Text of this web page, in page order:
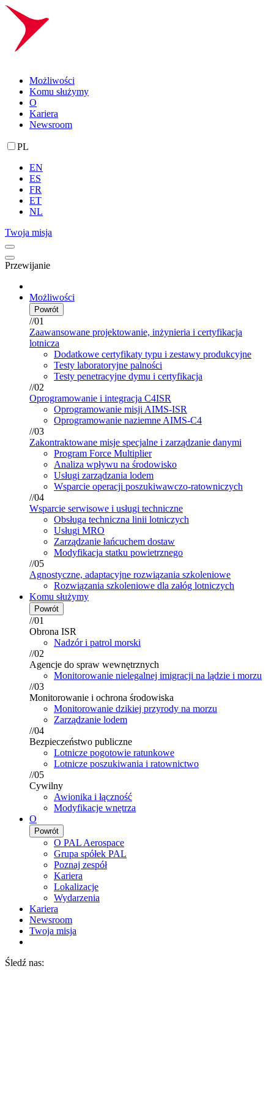
Możliwości
Komu służymy
O
Kariera
Newsroom
PL
EN
ES
FR
ET
NL
Twoja misja
Przewijanie
Możliwości
Powrót
//01
Zaawansowane projektowanie, inżynieria i certyfikacja
lotnicza
Dodatkowe certyfikaty typu i zestawy produkcyjne
Testy laboratoryjne palności
Testy penetracyjne dymu i certyfikacja
//02
Oprogramowanie i integracja C4ISR
Oprogramowanie misji AIMS-ISR
Oprogramowanie naziemne AIMS-C4
//03
Zakontraktowane misje specjalne i zarządzanie danymi
Program Force Multiplier
Analiza wpływu na środowisko
Usługi zarządzania lodem
Wsparcie operacji poszukiwawczo-ratowniczych
//04
Wsparcie serwisowe i usługi techniczne
Obsługa techniczna linii lotniczych
Usługi MRO
Zarządzanie łańcuchem dostaw
Modyfikacja statku powietrznego
//05
Agnostyczne, adaptacyjne rozwiązania szkoleniowe
Rozwiązania szkoleniowe dla załóg lotniczych
Komu służymy
Powrót
//01
Obrona ISR
Nadzór i patrol morski
//02
Agencje do spraw wewnętrznych
Monitorowanie nielegalnej imigracji na lądzie i morzu
//03
Monitorowanie i ochrona środowiska
Monitorowanie dzikiej przyrody na morzu
Zarządzanie lodem
//04
Bezpieczeństwo publiczne
Lotnicze pogotowie ratunkowe
Lotnicze poszukiwania i ratownictwo
//05
Cywilny
Awionika i łączność
Modyfikacje wnętrza
O
Powrót
O PAL Aerospace
Grupa spółek PAL
Poznaj zespół
Kariera
Lokalizacje
Wydarzenia
Kariera
Newsroom
Twoja misja
Śledź nas: